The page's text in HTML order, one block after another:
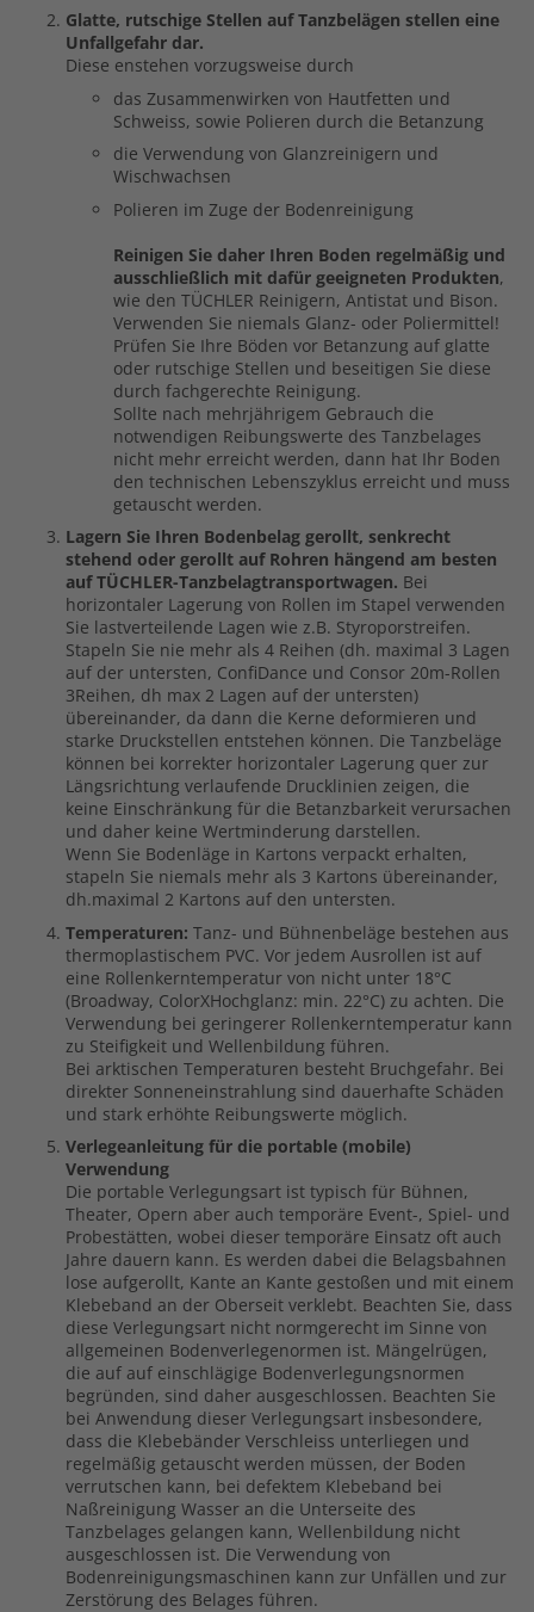
Glatte, rutschige Stellen auf Tanzbelägen stellen eine
Unfallgefahr dar.
Diese enstehen vorzugsweise durch
das Zusammenwirken von Hautfetten und
Schweiss, sowie Polieren durch die Betanzung
die Verwendung von Glanzreinigern und
Wischwachsen
Polieren im Zuge der Bodenreinigung
Reinigen Sie daher Ihren Boden regelmäßig und
ausschließlich mit dafür geeigneten Produkten,
wie den TÜCHLER Reinigern, Antistat und Bison.
Verwenden Sie niemals Glanz- oder Poliermittel!
Prüfen Sie Ihre Böden vor Betanzung auf glatte
oder rutschige Stellen und beseitigen Sie diese
durch fachgerechte Reinigung.
Sollte nach mehrjährigem Gebrauch die
notwendigen Reibungswerte des Tanzbelages
nicht mehr erreicht werden, dann hat Ihr Boden
den technischen Lebenszyklus erreicht und muss
getauscht werden.
Lagern Sie Ihren Bodenbelag gerollt, senkrecht
stehend oder gerollt auf Rohren hängend am besten
auf TÜCHLER-Tanzbelagtransportwagen. Bei
horizontaler Lagerung von Rollen im Stapel verwenden
Sie lastverteilende Lagen wie z.B. Styroporstreifen.
Stapeln Sie nie mehr als 4 Reihen (dh. maximal 3 Lagen
auf der untersten, ConfiDance und Consor 20m-Rollen
3Reihen, dh max 2 Lagen auf der untersten)
übereinander, da dann die Kerne deformieren und
starke Druckstellen entstehen können. Die Tanzbeläge
können bei korrekter horizontaler Lagerung quer zur
Längsrichtung verlaufende Drucklinien zeigen, die
keine Einschränkung für die Betanzbarkeit verursachen
und daher keine Wertminderung darstellen.
Wenn Sie Bodenläge in Kartons verpackt erhalten,
stapeln Sie niemals mehr als 3 Kartons übereinander,
dh.maximal 2 Kartons auf den untersten.
Temperaturen: Tanz- und Bühnenbeläge bestehen aus
thermoplastischem PVC. Vor jedem Ausrollen ist auf
eine Rollenkerntemperatur von nicht unter 18°C
(Broadway, ColorXHochglanz: min. 22°C) zu achten. Die
Verwendung bei geringerer Rollenkerntemperatur kann
zu Steifigkeit und Wellenbildung führen.
Bei arktischen Temperaturen besteht Bruchgefahr. Bei
direkter Sonneneinstrahlung sind dauerhafte Schäden
und stark erhöhte Reibungswerte möglich.
Verlegeanleitung für die portable (mobile)
Verwendung
Die portable Verlegungsart ist typisch für Bühnen,
Theater, Opern aber auch temporäre Event-, Spiel- und
Probestätten, wobei dieser temporäre Einsatz oft auch
Jahre dauern kann. Es werden dabei die Belagsbahnen
lose aufgerollt, Kante an Kante gestoßen und mit einem
Klebeband an der Oberseit verklebt. Beachten Sie, dass
diese Verlegungsart nicht normgerecht im Sinne von
allgemeinen Bodenverlegenormen ist. Mängelrügen,
die auf auf einschlägige Bodenverlegungsnormen
begründen, sind daher ausgeschlossen. Beachten Sie
bei Anwendung dieser Verlegungsart insbesondere,
dass die Klebebänder Verschleiss unterliegen und
regelmäßig getauscht werden müssen, der Boden
verrutschen kann, bei defektem Klebeband bei
Naßreinigung Wasser an die Unterseite des
Tanzbelages gelangen kann, Wellenbildung nicht
ausgeschlossen ist. Die Verwendung von
Bodenreinigungsmaschinen kann zur Unfällen und zur
Zerstörung des Belages führen.